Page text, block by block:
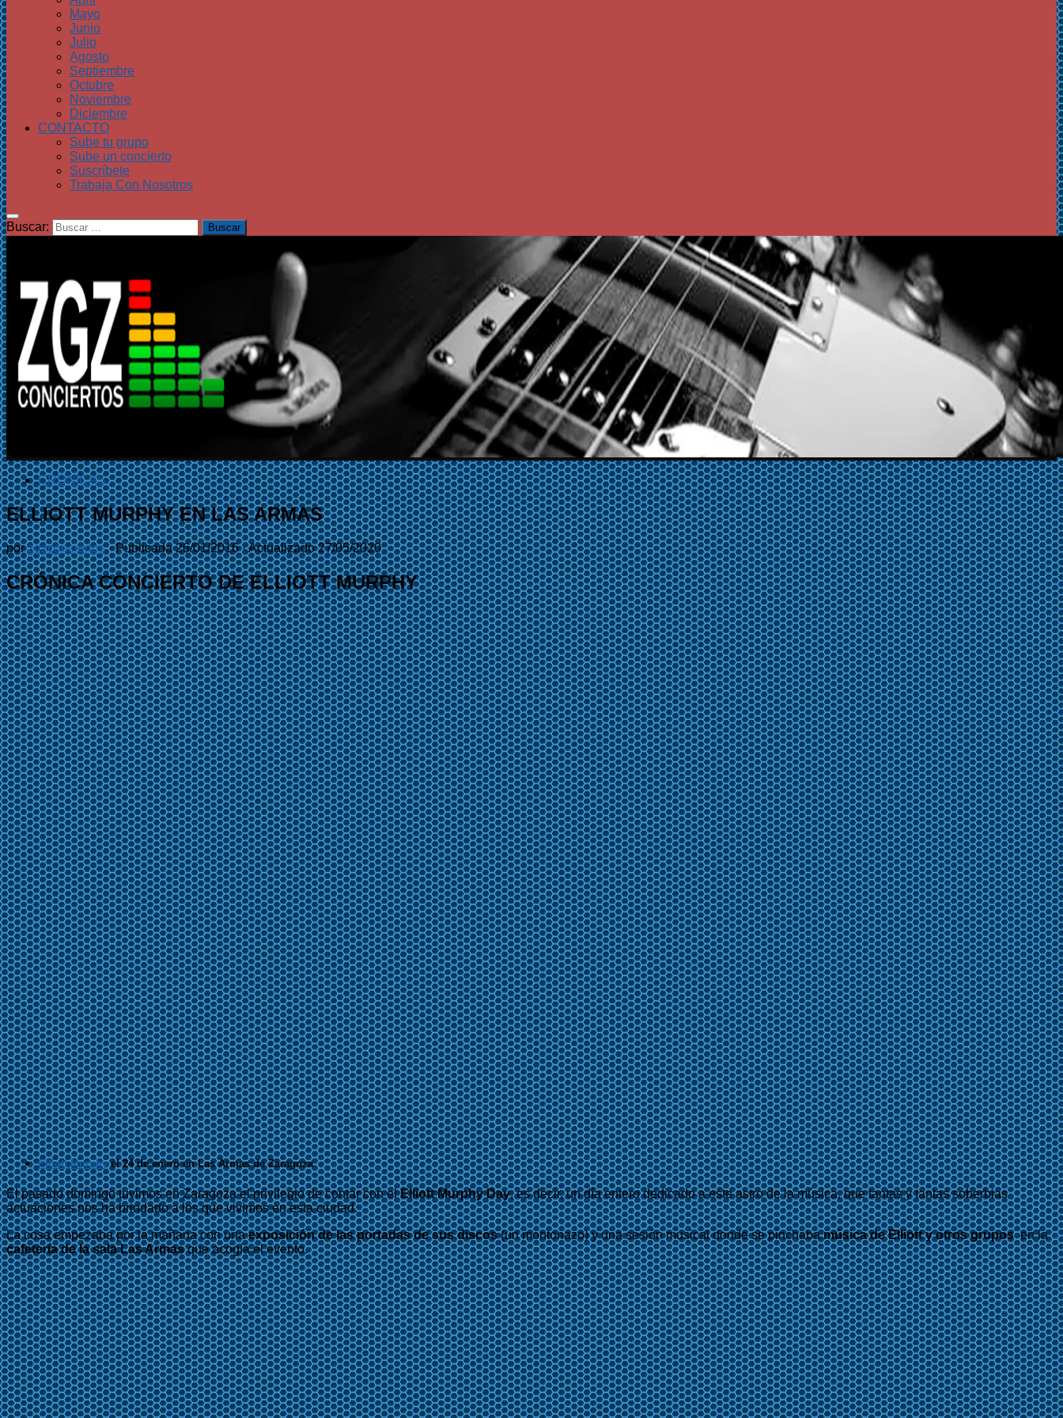
Mayo
Junio
Julio
Agosto
Septiembre
Octubre
Noviembre
Diciembre
CONTACTO
Sube tu grupo
Sube un concierto
Suscríbete
Trabaja Con Nosotros
Buscar:
CRÓNICAS
ELLIOTT MURPHY EN LAS ARMAS
porzgzconciertos · Publicada26/01/2016· Actualizado27/05/2020
CRÓNICA CONCIERTO DE ELLIOTT MURPHY
Elliott Murphyel 24 de enero en Las Armas de Zaragoza
El pasado domingo tuvimos en Zaragoza el privilegio de contar con elElliott Murphy Day, es decir, un día entero dedicado a este astro de la música, que tantas y tantas soberbias
actuaciones nos ha brindado a los que vivimos en esta ciudad.
La cosa empezaba por la mañana con unaexposición de las portadas de sus discos(un montonazo) y una sesión musical donde se pinchabamúsica de Elliott y otros gruposen la
cafetería de la sala Las Armasque acogía el evento.